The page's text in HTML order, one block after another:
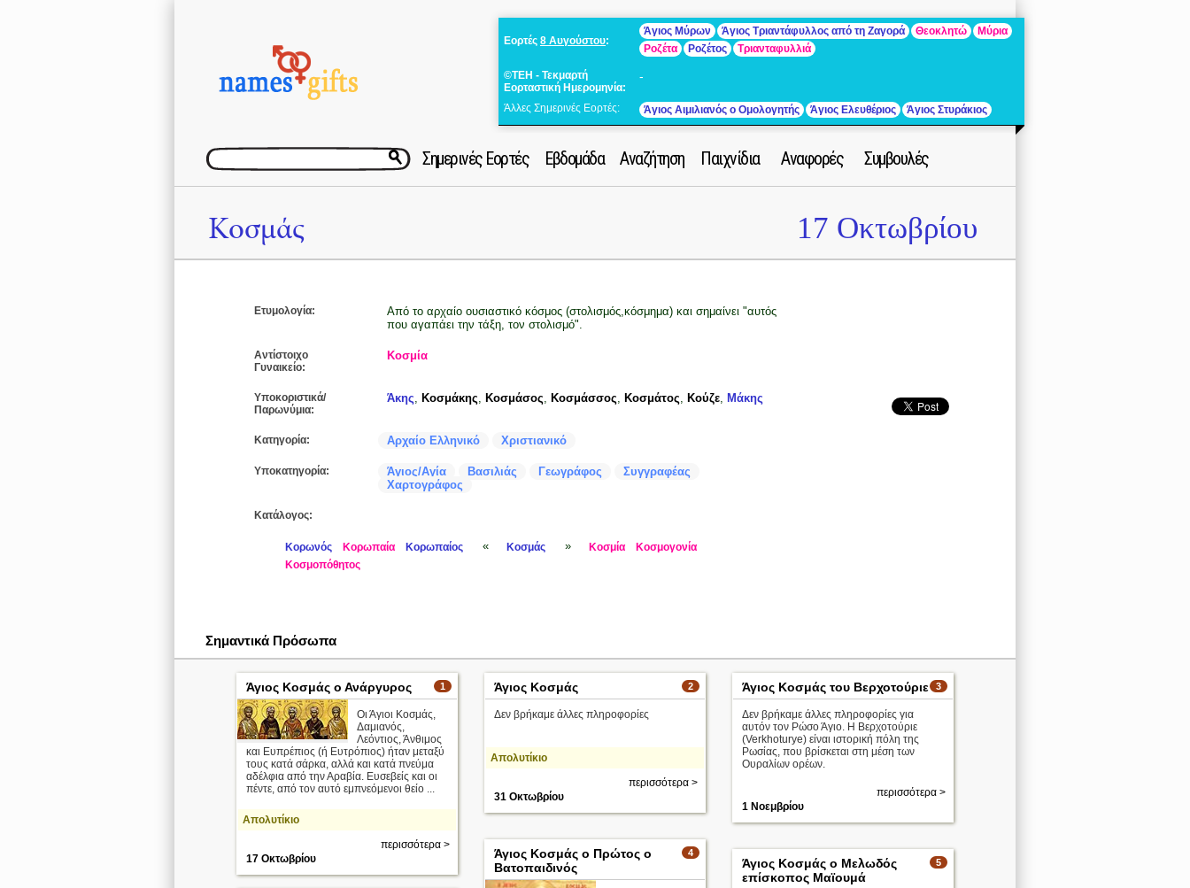
Εορτές 8 Αυγούστου:
Άγιος Μύρων Άγιος Τριαντάφυλλος από τη Ζαγορά Θεοκλητώ
Μύρια
Ροζέτα
Ροζέτος Τριανταφυλλιά
©ΤΕΗ - Τεκμαρτή
Εορταστική Ημερομηνία:
-
Άλλες Σημερινές Εορτές: Άγιος Αιμιλιανός ο Ομολογητής Άγιος Ελευθέριος Άγιος Στυράκιος
Σημερινές Εορτές Εβδομάδα Αναζήτηση Παιχνίδια Αναφορές Συμβουλές
Κοσμάς 17 Οκτωβρίου
Ετυμολογία:
Από το αρχαίο ουσιαστικό κόσμος (στολισμός,κόσμημα) και σημαίνει "αυτός
που αγαπάει την τάξη, τον στολισμό".
Αντίστοιχο
Γυναικείο:
Κοσμία
Υποκοριστικά/
Παρωνύμια:
Άκης, Κοσμάκης, Κοσμάσος, Κοσμάσσος, Κοσμάτος, Κούζε, Μάκης
Κατηγορία: Αρχαίο Ελληνικό Χριστιανικό
Υποκατηγορία: Άγιος/Αγία Βασιλιάς Γεωγράφος
Συγγραφέας
Χαρτογράφος
Κατάλογος:
Κορωνός Κορωπαία Κορωπαίος « Κοσμάς » Κοσμία
Κοσμογονία
Κοσμοπόθητος
Σημαντικά Πρόσωπα
1
Άγιος Κοσμάς ο Ανάργυρος
Οι Άγιοι Κοσμάς,
Δαμιανός,
Λεόντιος, Άνθιμος
και Ευπρέπιος (ή Eυτρόπιος) ήταν μεταξύ
τους κατά σάρκα, αλλά και κατά πνεύμα
αδέλφια από την Αραβία. Ευσεβείς και οι
πέντε, από τον αυτό εμπνεόμενοι θείο ...
Απολυτίκιο
περισσότερα >
17 Οκτωβρίου
2
Άγιος Κοσμάς
Δεν βρήκαμε άλλες πληροφορίες
Απολυτίκιο
περισσότερα >
31 Οκτωβρίου
3
Άγιος Κοσμάς του Βερχοτούριε
Δεν βρήκαμε άλλες πληροφορίες για
αυτόν τον Ρώσο Άγιο. Η Βερχοτούριε
(Verkhoturye) είναι ιστορική πόλη της
Ρωσίας, που βρίσκεται στη μέση των
Ουραλίων ορέων.
περισσότερα >
1 Νοεμβρίου
4
Άγιος Κοσμάς ο Πρώτος ο
Βατοπαιδινός
5
Άγιος Κοσμάς ο Μελωδός
επίσκοπος Μαϊουμά